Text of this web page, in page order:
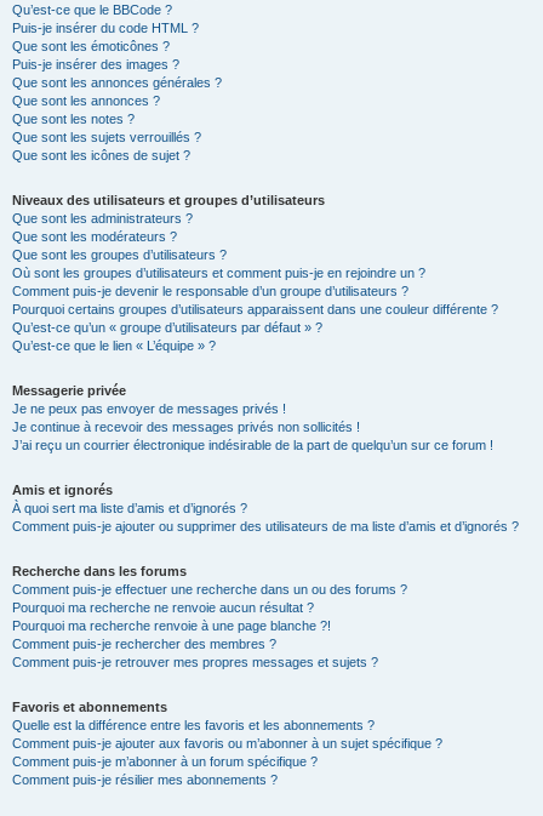
Qu’est-ce que le BBCode ?
Puis-je insérer du code HTML ?
Que sont les émoticônes ?
Puis-je insérer des images ?
Que sont les annonces générales ?
Que sont les annonces ?
Que sont les notes ?
Que sont les sujets verrouillés ?
Que sont les icônes de sujet ?
Niveaux des utilisateurs et groupes d’utilisateurs
Que sont les administrateurs ?
Que sont les modérateurs ?
Que sont les groupes d’utilisateurs ?
Où sont les groupes d’utilisateurs et comment puis-je en rejoindre un ?
Comment puis-je devenir le responsable d’un groupe d’utilisateurs ?
Pourquoi certains groupes d’utilisateurs apparaissent dans une couleur différente ?
Qu’est-ce qu’un « groupe d’utilisateurs par défaut » ?
Qu’est-ce que le lien « L’équipe » ?
Messagerie privée
Je ne peux pas envoyer de messages privés !
Je continue à recevoir des messages privés non sollicités !
J’ai reçu un courrier électronique indésirable de la part de quelqu’un sur ce forum !
Amis et ignorés
À quoi sert ma liste d’amis et d’ignorés ?
Comment puis-je ajouter ou supprimer des utilisateurs de ma liste d’amis et d’ignorés ?
Recherche dans les forums
Comment puis-je effectuer une recherche dans un ou des forums ?
Pourquoi ma recherche ne renvoie aucun résultat ?
Pourquoi ma recherche renvoie à une page blanche ?!
Comment puis-je rechercher des membres ?
Comment puis-je retrouver mes propres messages et sujets ?
Favoris et abonnements
Quelle est la différence entre les favoris et les abonnements ?
Comment puis-je ajouter aux favoris ou m’abonner à un sujet spécifique ?
Comment puis-je m’abonner à un forum spécifique ?
Comment puis-je résilier mes abonnements ?